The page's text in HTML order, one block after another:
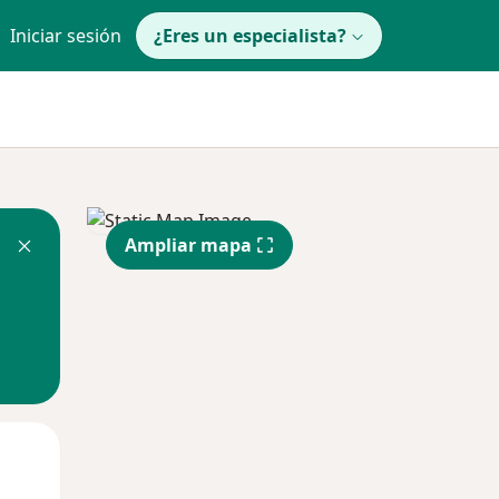
Iniciar sesión ¿Eres un especialista?
Ampliar mapa